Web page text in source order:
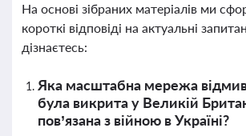
На основі зібраних матеріалів ми
короткі відповіді на актуальні
дізнаєтесь:
Яка масштабна мережа
була викрита у Великій
пов’язана з війною в Україні?